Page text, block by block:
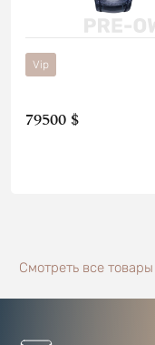
Vip
79500 $
Смотреть все